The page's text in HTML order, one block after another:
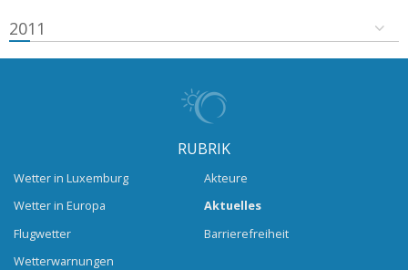
2011
RUBRIK
Wetter in Luxemburg
Wetter in Europa
Flugwetter
Wetterwarnungen
Akteure
Aktuelles
Barrierefreiheit